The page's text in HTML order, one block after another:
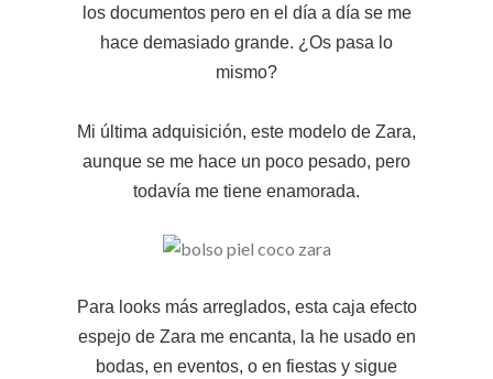
los documentos pero en el día a día se me
hace demasiado grande. ¿Os pasa lo
mismo?
Mi última adquisición, este modelo de Zara,
aunque se me hace un poco pesado, pero
todavía me tiene enamorada.
Para looks más arreglados, esta caja efecto
espejo de Zara me encanta, la he usado en
bodas, en eventos, o en fiestas y sigue